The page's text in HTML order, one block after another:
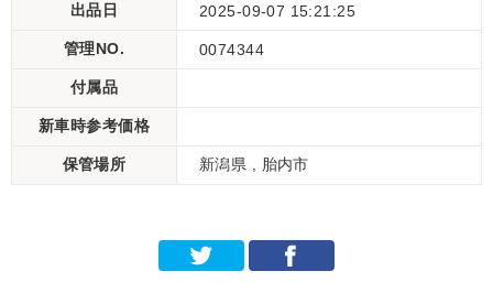
出品日 2025-09-07 15:21:25
管理NO. 0074344
付属品
新車時参考価格
保管場所 新潟県 , 胎内市